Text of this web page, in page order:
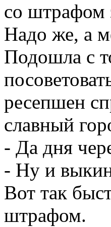
со штрафом
Надо же, а
Подошла с
ресепшен
славный
- Да дня
- Ну и
Вот так
штрафом.